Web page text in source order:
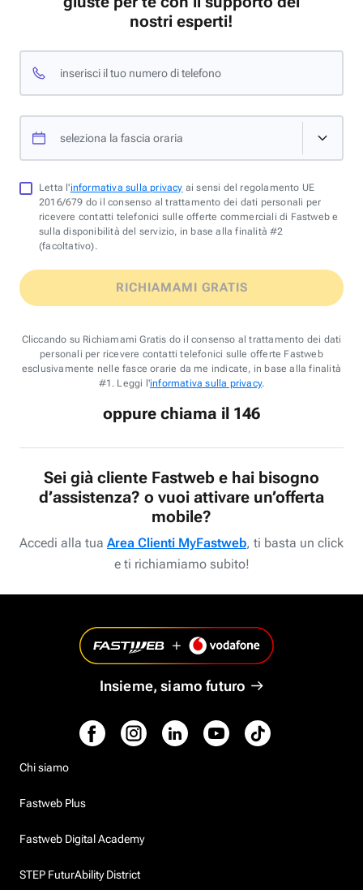
nostri esperti!
inserisci il tuo numero di telefono
seleziona la fascia oraria
Letta l'informativa sulla privacy ai sensi del regolamento UE
2016/679 do il consenso al trattamento dei dati personali per
ricevere contatti telefonici sulle offerte commerciali di Fastweb e
sulla disponibilità del servizio, in base alla finalità #2
(facoltativo).
RICHIAMAMI GRATIS
Cliccando su Richiamami Gratis do il consenso al trattamento dei dati
personali per ricevere contatti telefonici sulle offerte Fastweb
esclusivamente nelle fasce orarie da me indicate, in base alla finalità
#1. Leggi l'informativa sulla privacy.
oppure chiama il 146
Sei già cliente Fastweb e hai bisogno
d’assistenza? o vuoi attivare un’offerta
mobile?
Accedi alla tua Area Clienti MyFastweb, ti basta un click
e ti richiamiamo subito!
Insieme, siamo futuro
Chi siamo
Fastweb Plus
Fastweb Digital Academy
STEP FuturAbility District